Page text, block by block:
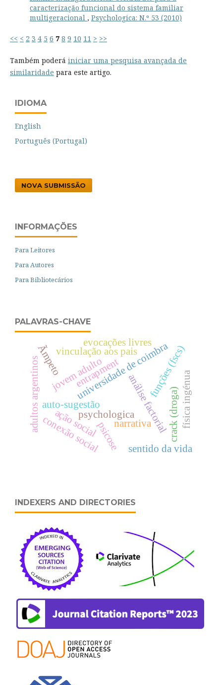
caracterização funcional do sistema familiar
multigeracional , Psychologica: N.º 53 (2010)
<< < 2 3 4 5 6 7 8 9 10 11 > >>
Também poderá iniciar uma pesquisa avançada de
similaridade para este artigo.
IDIOMA
English
Português (Portugal)
NOVA SUBMISSÃO
INFORMAÇÕES
Para Leitores
Para Autores
Para Bibliotecários
PALAVRAS-CHAVE
auto-sugestão
ação social
universidade de coimbra
psychologicaanálise factorial
narrativa
entrapment
evocações livres
jovem adulto
crack (droga)
conexão social
adultos argentinos
vinculação aos pais funções (fscs)
psicose sentido da vida
física ingénua
Ãmpeto
INDEXERS AND DIRECTORIES